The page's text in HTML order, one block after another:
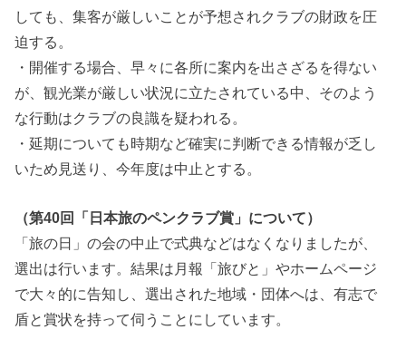
しても、集客が厳しいことが予想されクラブの財政を圧
迫する。
・開催する場合、早々に各所に案内を出さざるを得ない
が、観光業が厳しい状況に立たされている中、そのよう
な行動はクラブの良識を疑われる。
・延期についても時期など確実に判断できる情報が乏し
いため見送り、今年度は中止とする。
（第40回「日本旅のペンクラブ賞」について）
「旅の日」の会の中止で式典などはなくなりましたが、
選出は行います。結果は月報「旅びと」やホームページ
で大々的に告知し、選出された地域・団体へは、有志で
盾と賞状を持って伺うことにしています。